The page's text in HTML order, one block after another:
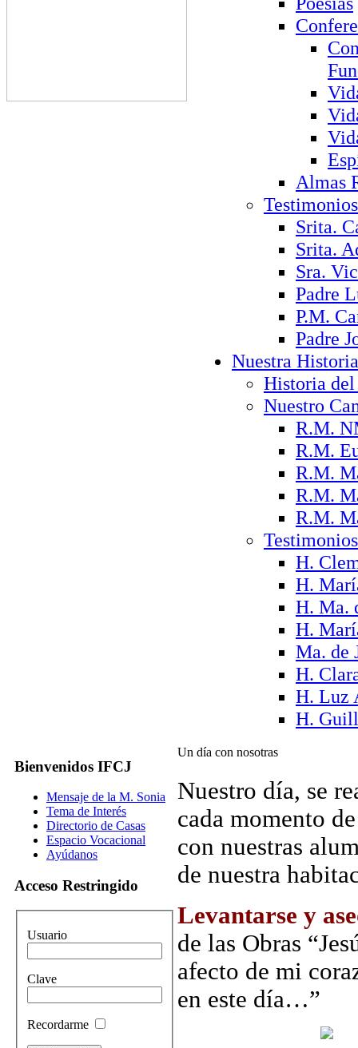
Almas
Testimonios
Srita.
Srita.
Sra.
Padre
P.M.
Padre
Nuestra Historia
Historia del
Nuestro
R.M.
R.M.
R.M.
R.M.
R.M.
H.
H.
H. Ma.
H.
Ma. de
H.
H. Luz
H.
Bienvenidos IFCJ
Mensaje de la M. Sonia
Tema de Interés
Directorio de Casas
Espacio Vocacional
Ayúdanos
Acceso Restringido
Usuario
Clave
Recordarme
Un día con nosotras
Nuestro día, se
cada momento
con nuestras
de nuestra
Levantarse y
de las Obras
afecto de mi
en este día…”